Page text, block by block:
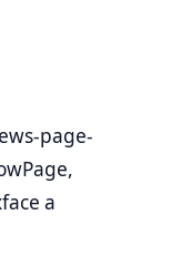
page-
a